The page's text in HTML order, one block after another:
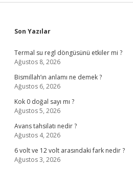
Sidebar
Son Yazılar
Termal su regl döngüsünü etkiler mi ?
Ağustos 8, 2026
Bismillah’ın anlamı ne demek ?
Ağustos 6, 2026
Kok 0 doğal sayı mı ?
Ağustos 5, 2026
Avans tahsilatı nedir ?
Ağustos 4, 2026
6 volt ve 12 volt arasındaki fark nedir ?
Ağustos 3, 2026